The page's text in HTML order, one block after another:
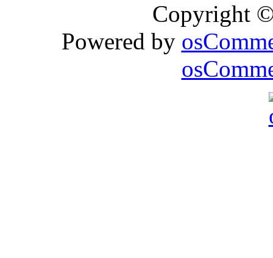
Copyright
Powered by